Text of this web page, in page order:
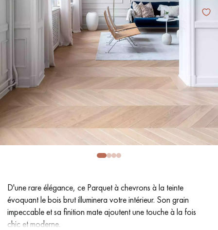
SOL PLAQUÉ BOIS VERITABLES
PARQUETS À MOTIFS
TRADITIONNELS
PARQUET EN BOIS EXOTIQUE PARQUET VERNIS
PARQUET HUILÉ PARQUET EN BOIS BRUT
PARQUET VIEILLI PARQUET EN CHÊNE FUMÉ
PARQUET LAMES LARGES XXL PARQUET EN CHÊNE
Nos conseillers sont disponibles au
09-8899140
D'une rare élégance, ce Parquet à chevrons à la teinte
évoquant le bois brut illuminera votre intérieur. Son grain
impeccable et sa finition mate ajoutent une touche à la fois
chic et moderne.